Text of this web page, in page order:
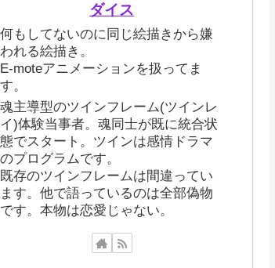
ダイス
何もしてないのに同じ絵描きから嫌
われる絵描き。
E-moteアニメーションを扱ってま
す。
魂主導型のツインフレーム(ツインレ
イ)体験当事者。魂同士が既に統合状
態でスタート。ツインは感情ドラマ
のプログラムです。
既存のツインフレームは間違ってい
ます。他で語っているのは全部偽物
です。本物は恋愛じゃない。